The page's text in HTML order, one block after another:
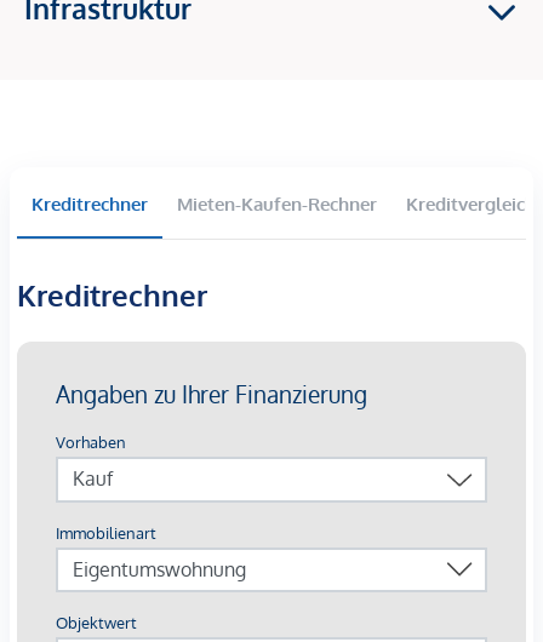
2-4 Zimmer Wohnungen
Die Ausstattung:
Betonkernaktivierung auf Basis von Fernwärme mit
Wärmerückgewinnungskonzept
außenliegender Sonnenschutz mittels elektrisch
bedienbarer Raffstores
3-Scheiben-Verglaste Kunststofffenster mit
Aluminium-Deckschalen
Walk-In-Duschen mit Glastrennwand bzw.
Badewannen, je nach Grundriss
Eichenparkett in den Wohnräumen
Fliesen in Bad, WC und Abstellräumen
Infrastruktur
Kreditrechner Mieten-Kaufen-Rechner Kreditvergleich
Kreditrechner